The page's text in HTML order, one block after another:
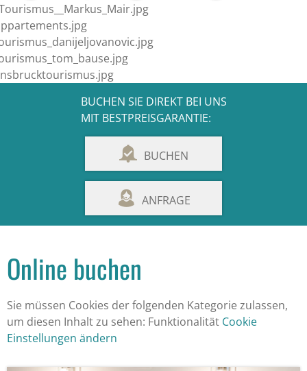
BUCHEN SIE DIREKT BEI UNS
MIT BESTPREISGARANTIE:
BUCHEN
ANFRAGE
Online buchen
Sie müssen Cookies der folgenden Kategorie zulassen,
um diesen Inhalt zu sehen: Funktionalität Cookie
Einstellungen ändern